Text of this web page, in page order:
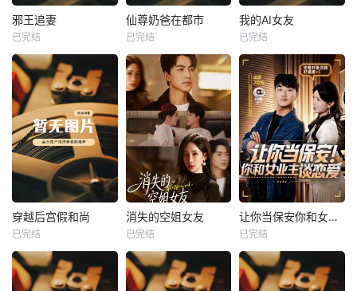
热播
邪王追妻
未知
邪王追妻
已完结
热播
未知
仙尊奶爸在都市
已完结
热播
我的AI女友
未知
我的AI女友
已完结
热播
未知
穿越后宫假和尚
已完结
热播
未知
消失的空姐女友
已完结
热播
未知
让你当保安你和女业主谈恋爱
已完结